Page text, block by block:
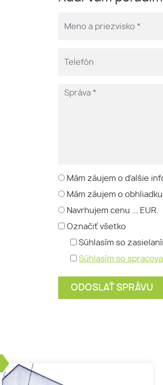
Mám záujem o ďalšie
Mám záujem o
Navrhujem cenu ... EUR.
Označiť všetko
Súhlasím so
Súhlasím so